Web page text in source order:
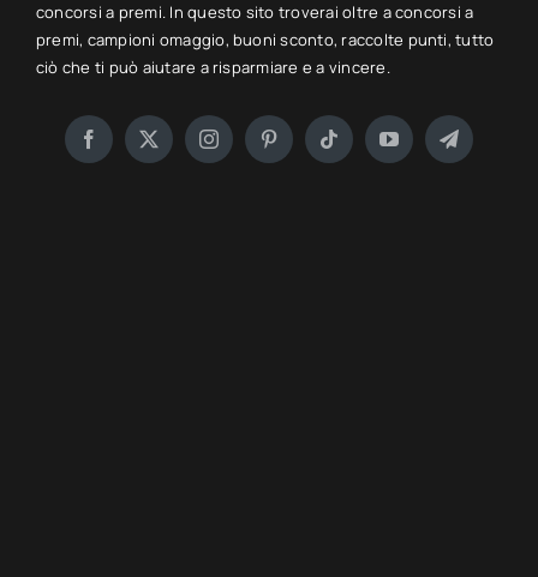
concorsi a premi. In questo sito troverai oltre a concorsi a
premi, campioni omaggio, buoni sconto, raccolte punti, tutto
ciò che ti può aiutare a risparmiare e a vincere.